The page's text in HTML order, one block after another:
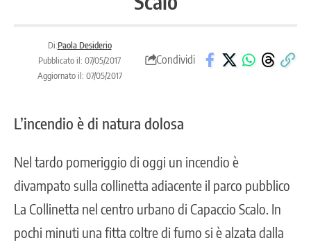
Di:Paola Desiderio
Pubblicato il: 07/05/2017
Aggiornato il: 07/05/2017
Condividi
L’incendio è di natura dolosa
Nel tardo pomeriggio di oggi un incendio è
divampato sulla collinetta adiacente il parco pubblico
La Collinetta nel centro urbano di Capaccio Scalo. In
pochi minuti una fitta coltre di fumo si è alzata dalla